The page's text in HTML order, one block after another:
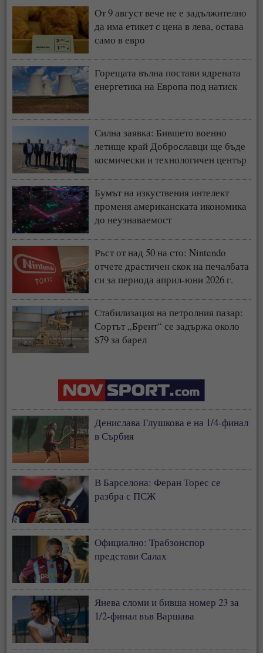
От 9 август вече не е задължително
да има етикет с цена в лева, остава
само в евро
Горещата вълна постави ядрената
енергетика на Европа под натиск
Силна заявка: Бившето военно
летище край Доброславци ще бъде
космически и технологичен център
(СНИМКИ + ВИДЕО)
Бумът на изкуствения интелект
променя американската икономика
до неузнаваемост
Ръст от над 50 на сто: Nintendo
отчете драстичен скок на печалбата
си за периода април-юни 2026 г.
Стабилизация на петролния пазар:
Сортът „Брент“ се задържа около
$79 за барел
Денислава Глушкова е на 1/4-финал
в Сърбия
В Барселона: Феран Торес се
разбра с ПСЖ
Официално: Трабзонспор
представи Салах
Янева сломи и бивша номер 23 за
1/2-финал във Варшава